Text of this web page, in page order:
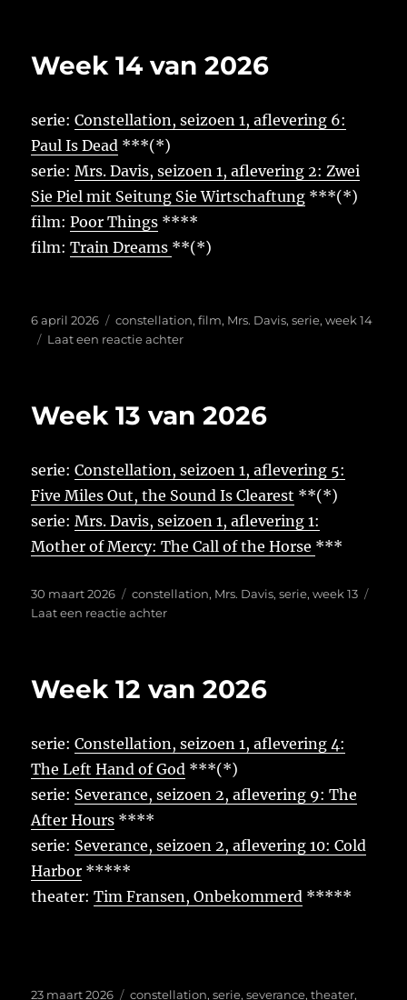
2026
Week 14 van 2026
serie:Constellation, seizoen 1, aflevering 6:
Paul Is Dead ***(*)
serie:Mrs. Davis, seizoen 1, aflevering 2: Zwei
Sie Piel mit Seitung Sie Wirtschaftung ***(*)
film:Poor Things ****
film:Train Dreams **(*)
Geplaatst
op
6 april 2026 Tags
constellation,film, Mrs. Davis,serie,week 14
Laat een reactie achterop
2026
Week 13 van 2026
serie:Constellation, seizoen 1, aflevering 5:
Five Miles Out, the Sound Is Clearest **(*)
serie:Mrs. Davis, seizoen 1, aflevering 1:
Mother of Mercy: The Call of the Horse ***
Geplaatst
op
30 maart 2026 Tags
constellation, Mrs. Davis,serie,week 13
Laat een reactie achterop
2026
Week 12 van 2026
serie:Constellation, seizoen 1, aflevering 4:
The Left Hand of God ***(*)
serie: Severance, seizoen 2, aflevering 9: The
After Hours ****
serie: Severance, seizoen 2, aflevering 10: Cold
Harbor *****
theater:Tim Fransen, Onbekommerd *****
Geplaatst
23 maart 2026 Tags
constellation,serie,severance,theater,